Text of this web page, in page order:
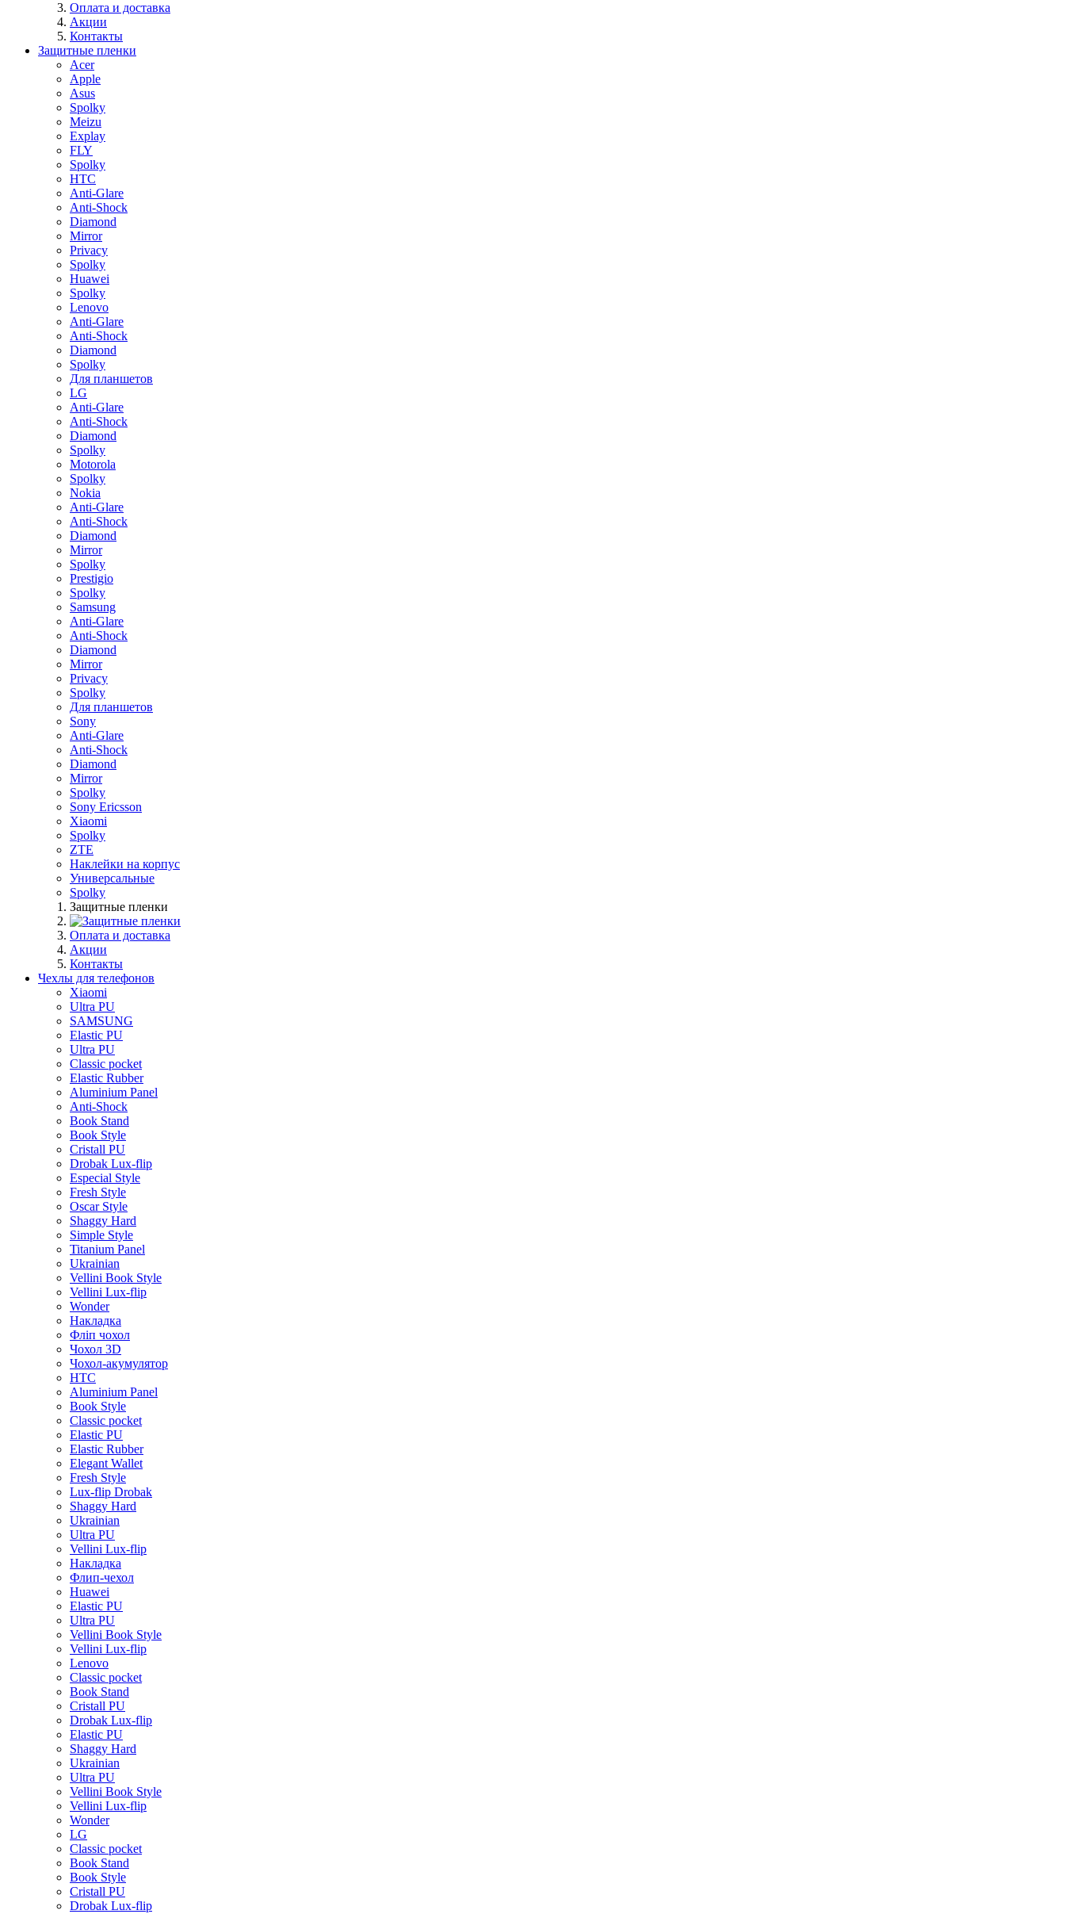
Оплата и доставка
Акции
Контакты
Защитные пленки
Acer
Apple
Asus
Spolky
Meizu
Explay
FLY
Spolky
HTC
Anti-Glare
Anti-Shock
Diamond
Mirror
Privacy
Spolky
Huawei
Spolky
Lenovo
Anti-Glare
Anti-Shock
Diamond
Spolky
Для планшетов
LG
Anti-Glare
Anti-Shock
Diamond
Spolky
Motorola
Spolky
Nokia
Anti-Glare
Anti-Shock
Diamond
Mirror
Spolky
Prestigio
Spolky
Samsung
Anti-Glare
Anti-Shock
Diamond
Mirror
Privacy
Spolky
Для планшетов
Sony
Anti-Glare
Anti-Shock
Diamond
Mirror
Spolky
Sony Ericsson
Xiaomi
Spolky
ZTE
Наклейки на корпус
Универсальные
Spolky
Защитные пленки
Оплата и доставка
Акции
Контакты
Чехлы для телефонов
Xiaomi
Ultra PU
SAMSUNG
Elastic PU
Ultra PU
Classic pocket
Elastic Rubber
Aluminium Panel
Anti-Shock
Book Stand
Book Style
Cristall PU
Drobak Lux-flip
Especial Style
Fresh Style
Oscar Style
Shaggy Hard
Simple Style
Titanium Panel
Ukrainian
Vellini Book Style
Vellini Lux-flip
Wonder
Накладка
Фліп чохол
Чохол 3D
Чохол-акумулятор
HTC
Aluminium Panel
Book Style
Classic pocket
Elastic PU
Elastic Rubber
Elegant Wallet
Fresh Style
Lux-flip Drobak
Shaggy Hard
Ukrainian
Ultra PU
Vellini Lux-flip
Накладка
Флип-чехол
Huawei
Elastic PU
Ultra PU
Vellini Book Style
Vellini Lux-flip
Lenovo
Classic pocket
Book Stand
Cristall PU
Drobak Lux-flip
Elastic PU
Shaggy Hard
Ukrainian
Ultra PU
Vellini Book Style
Vellini Lux-flip
Wonder
LG
Classic pocket
Book Stand
Book Style
Cristall PU
Drobak Lux-flip